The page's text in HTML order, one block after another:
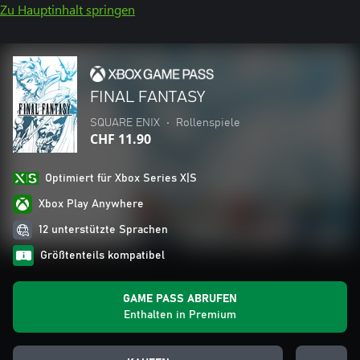
Zu Hauptinhalt springen
FINAL FANTASY
SQUARE ENIX • Rollenspiele
CHF 11.90
Optimiert für Xbox Series X|S
Xbox Play Anywhere
12 unterstützte Sprachen
Größtenteils kompatibel
GAME PASS ABRUFEN
Enthalten in Premium